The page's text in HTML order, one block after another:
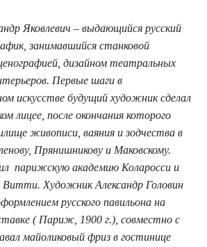
Яковлевич – выдающийся русский
занимавшийся станковой
дизайном театральных
Первые шаги в
искусстве будущий художник сделал
лицее, после окончания которого
живописи, ваяния и зодчества в
Прянишникову и Маковскому.
парижскую академию Коларосси и
Художник Александр Головин
русского павильона на
( Париж, 1900 г.), совместно с
майоликовый фриз в гостинице